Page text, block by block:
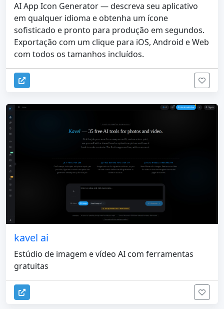
AI App Icon Generator — descreva seu aplicativo
em qualquer idioma e obtenha um ícone
sofisticado e pronto para produção em segundos.
Exportação com um clique para iOS, Android e Web
com todos os tamanhos incluídos.
kavel ai
Estúdio de imagem e vídeo AI com ferramentas
gratuitas